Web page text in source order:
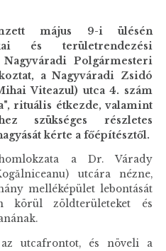
május 9-i ülésén
és területrendezési
Polgármesteri
a Nagyváradi Zsidó
Viteazul) utca 4. szám
rituális étkezde, valamint
szükséges részletes
kérte a főépítésztől.
a Dr. Várady
utcára nézne,
melléképület lebontását
körül zöldterületeket és
utcafrontot, és növeli a